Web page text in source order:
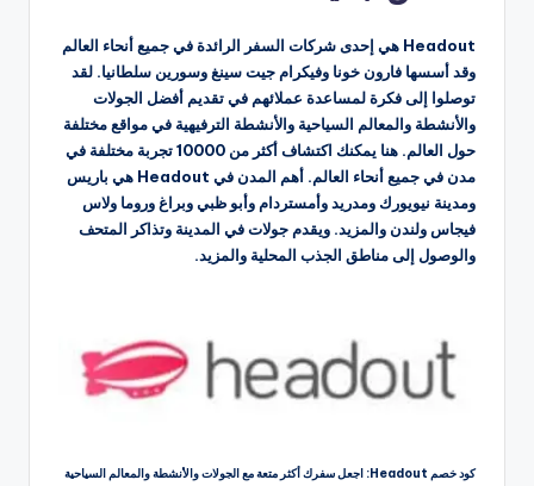
Headout هي إحدى شركات السفر الرائدة في جميع أنحاء العالم
وقد أسسها فارون خونا وفيكرام جيت سينغ وسورين سلطانيا. لقد
توصلوا إلى فكرة لمساعدة عملائهم في تقديم أفضل الجولات
والأنشطة والمعالم السياحية والأنشطة الترفيهية في مواقع مختلفة
حول العالم. هنا يمكنك اكتشاف أكثر من 10000 تجربة مختلفة في
مدن في جميع أنحاء العالم. أهم المدن في Headout هي باريس
ومدينة نيويورك ومدريد وأمستردام وأبو ظبي وبراغ وروما ولاس
فيجاس ولندن والمزيد. ويقدم جولات في المدينة وتذاكر المتحف
والوصول إلى مناطق الجذب المحلية والمزيد.
كود خصم Headout: اجعل سفرك أكثر متعة مع الجولات والأنشطة والمعالم السياحية